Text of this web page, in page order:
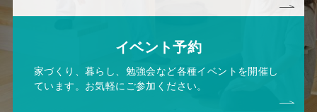
イベント予約
家づくり、暮らし、勉強会など各種イベントを開催し
ています。お気軽にご参加ください。